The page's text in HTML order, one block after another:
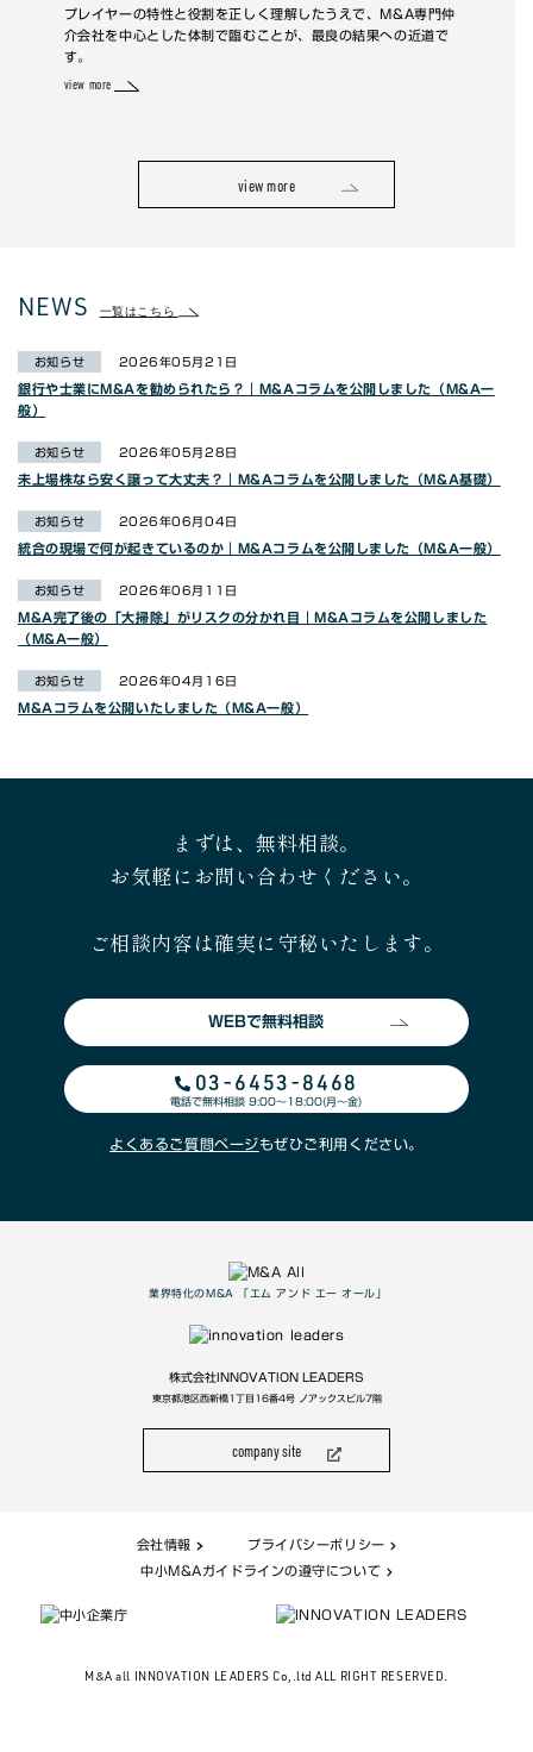
プレイヤーの特性と役割を正しく理解したうえで、M&A専門仲
介会社を中心とした体制で臨むことが、最良の結果への近道で
す。
view more
view more
NEWS 一覧はこちら
お知らせ 2026年05月21日
銀行や士業にM&Aを勧められたら？｜M&Aコラムを公開しました（M&A一
般）
お知らせ 2026年05月28日
未上場株なら安く譲って大丈夫？｜M&Aコラムを公開しました（M&A基礎）
お知らせ 2026年06月04日
統合の現場で何が起きているのか｜M&Aコラムを公開しました（M&A一般）
お知らせ 2026年06月11日
M&A完了後の「大掃除」がリスクの分かれ目｜M&Aコラムを公開しました
（M&A一般）
お知らせ 2026年04月16日
M&Aコラムを公開いたしました（M&A一般）
まずは、無料相談。
お気軽にお問い合わせください。
ご相談内容は確実に守秘いたします。
WEBで無料相談
03-6453-8468
電話で無料相談 9:00〜18:00(月〜金)
よくあるご質問ページもぜひご利用ください。
業界特化のM&A 「エム アンド エー オール」
株式会社INNOVATION LEADERS
東京都港区西新橋1丁目16番4号 ノアックスビル7階
company site
会社情報
プライバシーポリシー
中小M&Aガイドラインの遵守について
M&A all INNOVATION LEADERS Co,.ltd ALL RIGHT RESERVED.